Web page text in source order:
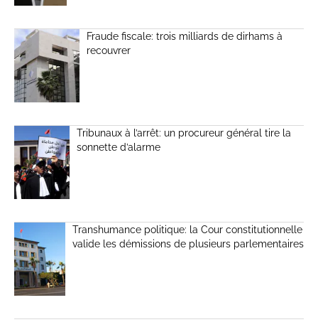
Fraude fiscale: trois milliards de dirhams à
recouvrer
Tribunaux à l’arrêt: un procureur général tire la
sonnette d’alarme
Transhumance politique: la Cour constitutionnelle
valide les démissions de plusieurs parlementaires